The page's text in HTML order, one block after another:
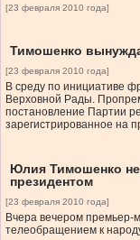
[23 февраля 2010 года]
Тимошенко
[23 февраля 2010 года]
В среду по инициативе
Верховной Рады.
постановление Партии
зарегистрированное на
Юлия Тимошенко не
президентом
[23 февраля 2010 года]
Вчера вечером
телеобращением к